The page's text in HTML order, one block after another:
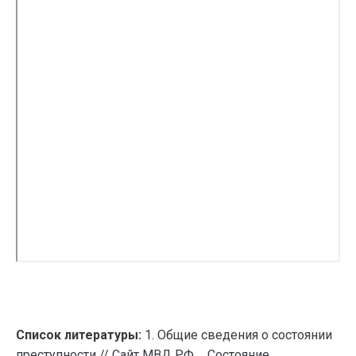
Список литературы: 1. Общие сведения о состоянии